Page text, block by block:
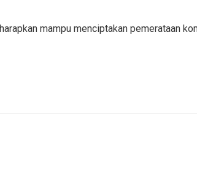
mampu menciptakan pemerataan